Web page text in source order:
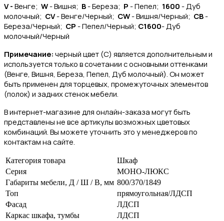
V - Венге; W- Вишня; B- Береза; P - Пепел; 1600 - Дуб
молочный; CV- Венге/Черный; CW- Вишня/Черный; CB-
Береза/Черный; CP - Пепел/Черный; C1600- Дуб
молочный/Черный
Примечание: черный цвет (C) является дополнительным и
используется только в сочетании с основными оттенками
(Венге, Вишня, Береза, Пепел, Дуб молочный). Он может
быть применен для торцевых, промежуточных элементов
(полок) и задних стенок мебели.
В интернет-магазине для онлайн-заказа могут быть
представлены не все артикулы возможных цветовых
комбинаций. Вы можете уточнить это у менеджеров по
контактам на сайте.
Категория товара
Шкаф
Серия
МОНО-ЛЮКС
Габариты мебели, Д / Ш / В, мм 800/370/1849
Топ
прямоугольная/ЛДСП
Фасад
ЛДСП
Каркас шкафа, тумбы
ЛДСП